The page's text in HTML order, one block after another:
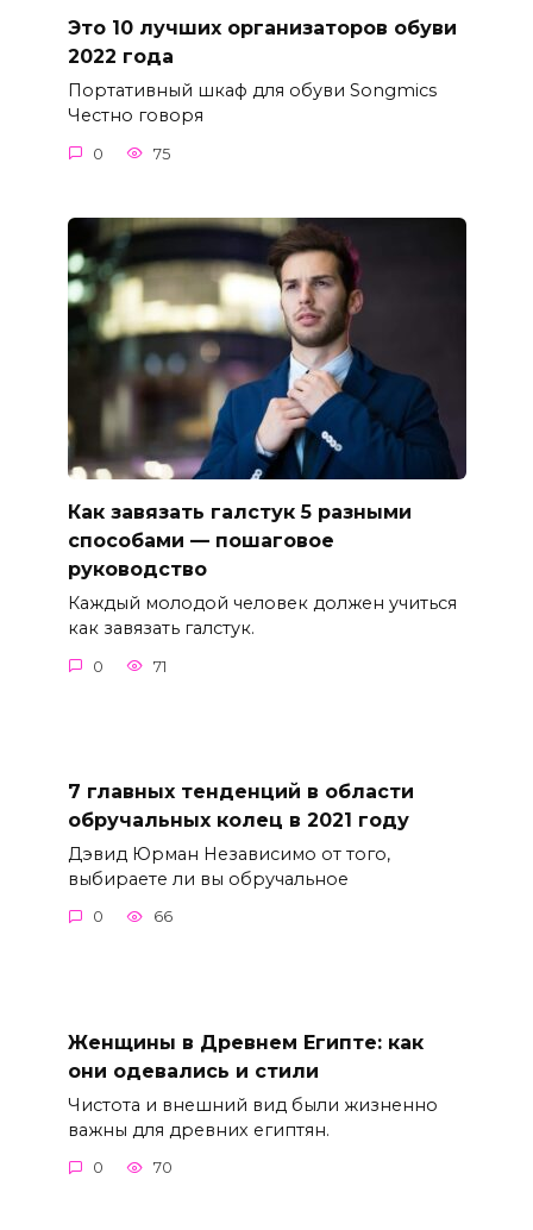
Это 10 лучших организаторов обуви
2022 года
Портативный шкаф для обуви Songmics
Честно говоря
0 75
Как завязать галстук 5 разными
способами — пошаговое
руководство
Каждый молодой человек должен учиться
как завязать галстук.
0 71
7 главных тенденций в области
обручальных колец в 2021 году
Дэвид Юрман Независимо от того,
выбираете ли вы обручальное
0 66
Женщины в Древнем Египте: как
они одевались и стили
Чистота и внешний вид были жизненно
важны для древних египтян.
0 70